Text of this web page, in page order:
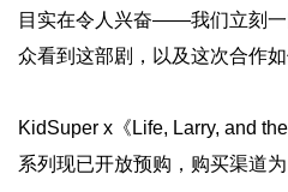
目实在令人兴奋——我们立刻
众看到这部剧，以及这次合作如
KidSuper x《Life, Larry, and
系列现已开放预购，购买渠道为